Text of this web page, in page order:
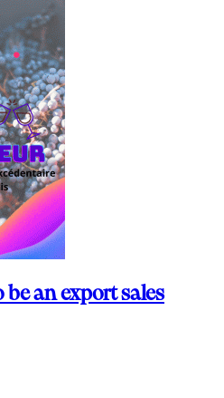
be an export sales